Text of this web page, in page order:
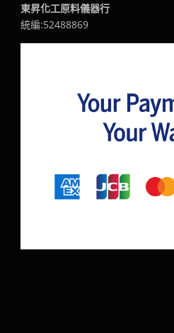
東昇化工原料儀器行
統編:52488869